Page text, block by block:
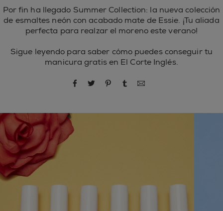
Por fin ha llegado Summer Collection: la nueva colección
de esmaltes neón con acabado mate de Essie. ¡Tu aliada
perfecta para realzar el moreno este verano!
Sigue leyendo para saber cómo puedes conseguir tu
manicura gratis en El Corte Inglés.
compartir por Facebook
compartir por Twitter
compartir por Pinterest
compartir por Tumblr
compartir por